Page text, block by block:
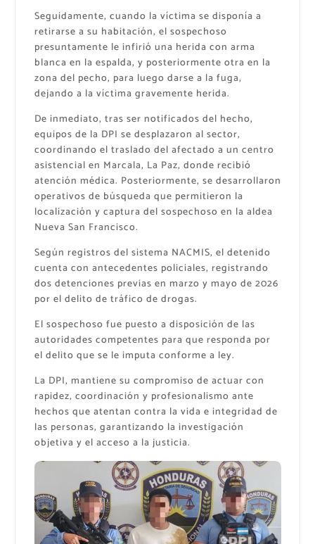
Seguidamente, cuando la víctima se disponía a
retirarse a su habitación, el sospechoso
presuntamente le infirió una herida con arma
blanca en la espalda, y posteriormente otra en la
zona del pecho, para luego darse a la fuga,
dejando a la víctima gravemente herida.
De inmediato, tras ser notificados del hecho,
equipos de la DPI se desplazaron al sector,
coordinando el traslado del afectado a un centro
asistencial en Marcala, La Paz, donde recibió
atención médica. Posteriormente, se desarrollaron
operativos de búsqueda que permitieron la
localización y captura del sospechoso en la aldea
Nueva San Francisco.
Según registros del sistema NACMIS, el detenido
cuenta con antecedentes policiales, registrando
dos detenciones previas en marzo y mayo de 2026
por el delito de tráfico de drogas.
El sospechoso fue puesto a disposición de las
autoridades competentes para que responda por
el delito que se le imputa conforme a ley.
La DPI, mantiene su compromiso de actuar con
rapidez, coordinación y profesionalismo ante
hechos que atentan contra la vida e integridad de
las personas, garantizando la investigación
objetiva y el acceso a la justicia.